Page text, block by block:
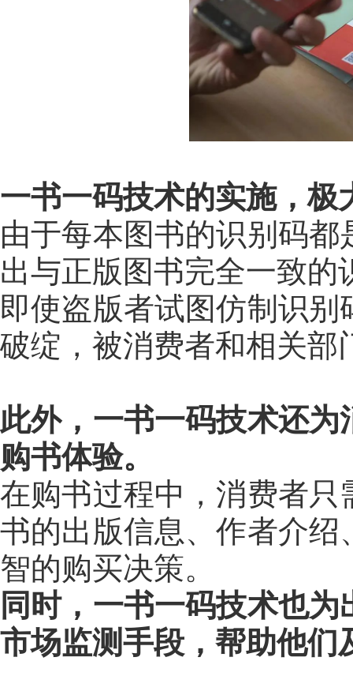
一书一码技术的实施，极
由于每本图书的识别码
出与正版图书完全一致的
即使盗版者试图仿制识
破绽，被消费者和相关部
此外，一书一码技术还
购书体验。
在购书过程中，消费者
书的出版信息、作者介
智的购买决策。
同时，一书一码技术也
市场监测手段，帮助他们